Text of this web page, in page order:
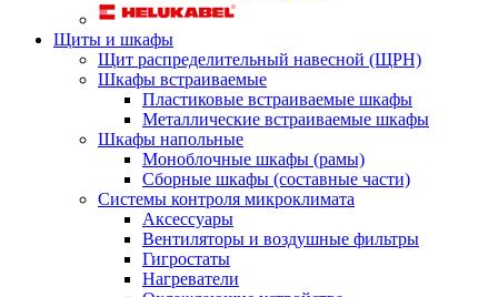
Щиты и шкафы
Щит распределительный навесной (ЩРН)
Шкафы встраиваемые
Пластиковые встраиваемые шкафы
Металлические встраиваемые шкафы
Шкафы напольные
Моноблочные шкафы (рамы)
Сборные шкафы (составные части)
Системы контроля микроклимата
Аксессуары
Вентиляторы и воздушные фильтры
Гигростаты
Нагреватели